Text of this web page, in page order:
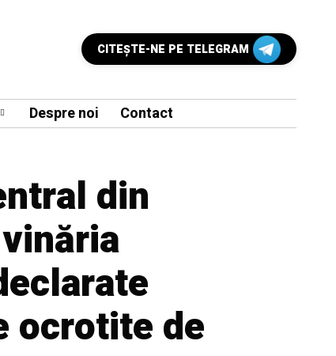
CITEŞTE-NE PE TELEGRAM
Despre noi Contact
din
ocrotite de